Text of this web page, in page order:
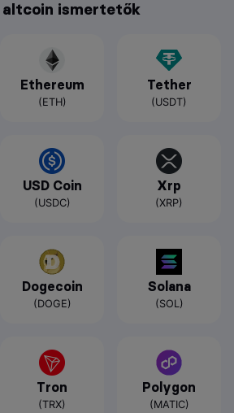
ismertetők
Ethereum
(ETH)
Tether
(USDT)
USD Coin
(USDC)
Xrp
(XRP)
Dogecoin
(DOGE)
Solana
(SOL)
Tron
(TRX)
Polygon
(MATIC)